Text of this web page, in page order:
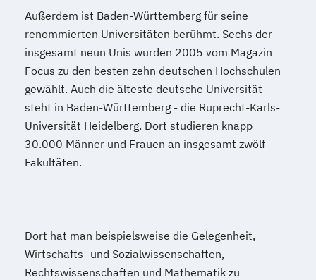
Außerdem ist Baden-Württemberg für seine
renommierten Universitäten berühmt. Sechs der
insgesamt neun Unis wurden 2005 vom Magazin
Focus zu den besten zehn deutschen Hochschulen
gewählt. Auch die älteste deutsche Universität
steht in Baden-Württemberg - die Ruprecht-Karls-
Universität Heidelberg. Dort studieren knapp
30.000 Männer und Frauen an insgesamt zwölf
Fakultäten.
Dort hat man beispielsweise die Gelegenheit,
Wirtschafts- und Sozialwissenschaften,
Rechtswissenschaften und Mathematik zu